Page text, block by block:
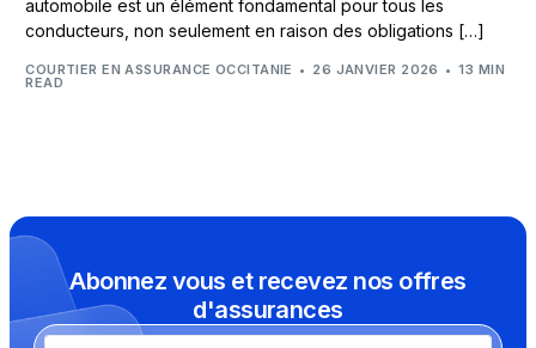
automobile est un élément fondamental pour tous les
conducteurs, non seulement en raison des obligations […]
COURTIER EN ASSURANCE OCCITANIE 26 JANVIER 2026 13 MIN
READ
Abonnez vous et recevez nos offres
d'assurances